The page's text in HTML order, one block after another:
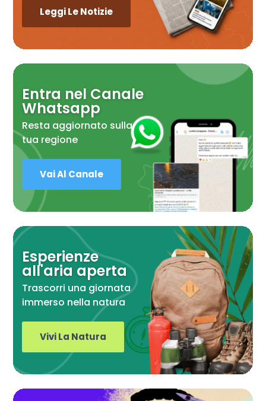
Leggi Le Notizie
Entra nel Canale
Whatsapp
Resta aggiornato sulla
tua regione
Vai Al Canale
Esperienze
all'aria aperta
Trascorri una giornata
immerso nella natura
Vivi La Natura